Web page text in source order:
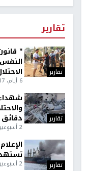
تقارير
تقارير
"
6 أيام، 17 ساعة ago
تقارير
دقائق
2 أسبوعين ago
تقارير 2 أسبوعين، 4 أيام ago